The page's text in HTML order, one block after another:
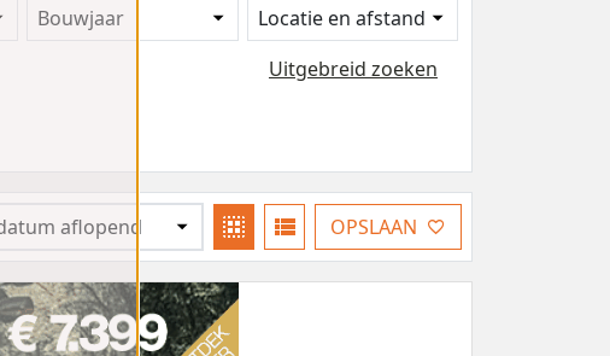
Bouwjaar
Locatie en afstand
Uitgebreid zoeken
OPSLAAN